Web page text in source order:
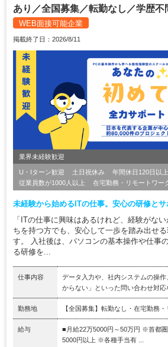
あり／全国募集／転勤なし／学歴
WEB面接可能企業
掲載終了日：2026/8/11
業界未経験歓迎
U・Iターン歓迎 土日祝休み
年間休日120日以上
従業員数が1000人以上
在宅勤務・リモートワー
未経験から始めるITの仕事。安心の研修と
「ITの仕事に興味はあるけれど、経験がな
ちを持つ方でも、安心して一歩を踏み出せ
す。 入社後は、パソコンの基本操作や仕事
る研修を...
仕事内容
データ入力や、社内システムの操
からない」といった問い合わせ対応
勤務地 【全国募集】転勤なし・在宅勤務
給与
■月給22万5000円～50万円 ※首都
5000円以上 ※各種手当有 ...